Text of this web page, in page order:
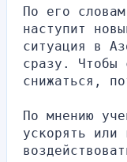
По его
наступит
ситуация в
сразу. Чтобы
снижаться,
По мнению
ускорять или